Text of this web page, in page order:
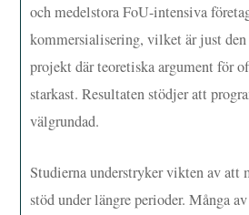
och medelstora FoU-intensiva
kommersialisering, vilket är just
projekt där teoretiska argument för
starkast. Resultaten stödjer att
välgrundad.
Studierna understryker vikten av att
stöd under längre perioder. Många